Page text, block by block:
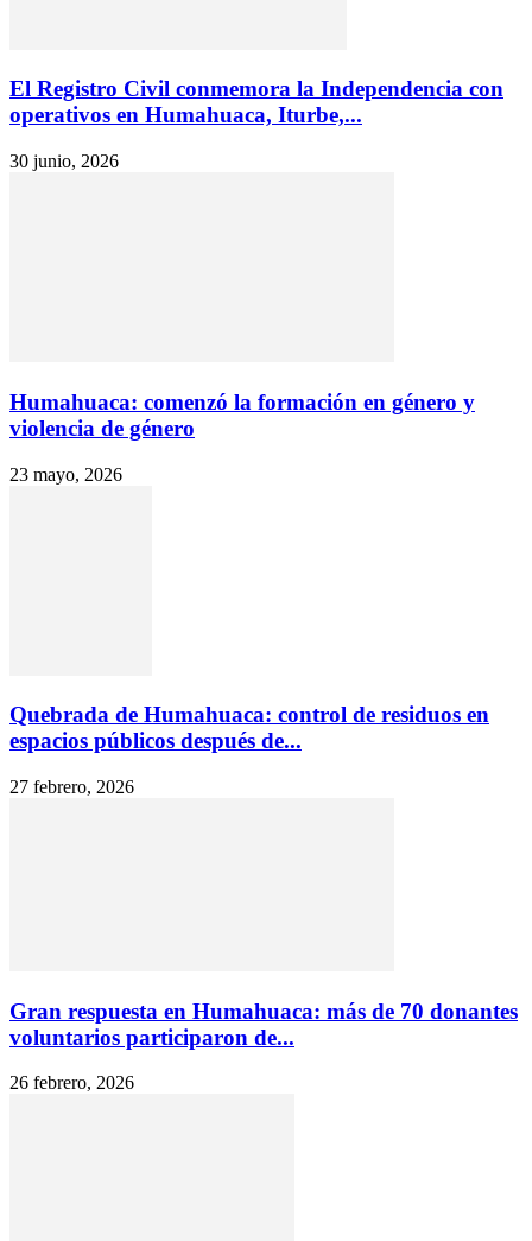
El Registro Civil conmemora la Independencia con
operativos en Humahuaca, Iturbe,...
30 junio, 2026
Humahuaca: comenzó la formación en género y
violencia de género
23 mayo, 2026
Quebrada de Humahuaca: control de residuos en
espacios públicos después de...
27 febrero, 2026
Gran respuesta en Humahuaca: más de 70 donantes
voluntarios participaron de...
26 febrero, 2026